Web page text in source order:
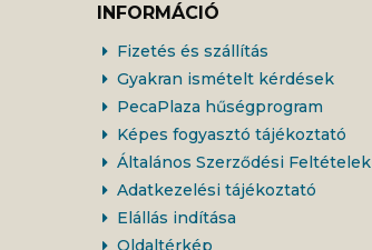
INFORMÁCIÓ
Fizetés és szállítás
Gyakran ismételt kérdések
PecaPlaza hűségprogram
Képes fogyasztó tájékoztató
Általános Szerződési Feltételek
Adatkezelési tájékoztató
Elállás indítása
Oldaltérkép